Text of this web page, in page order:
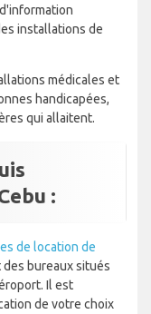
installations de
médicales et
handicapées,
qui allaitent.
:
de location de
des bureaux situés
Il est
de votre choix